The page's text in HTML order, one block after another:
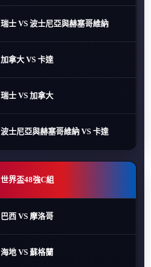
瑞士 VS 波士尼亞與赫塞哥維納
加拿大 VS 卡達
瑞士 VS 加拿大
波士尼亞與赫塞哥維納 VS 卡達
世界盃48強C組
巴西 VS 摩洛哥
海地 VS 蘇格蘭